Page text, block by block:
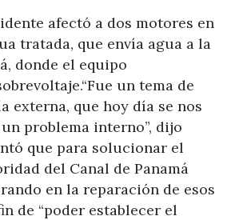
afectó a dos motores en
tratada, que envía agua a la
donde el equipo
un tema de
externa, que hoy día se nos
problema interno”, dijo
que para solucionar el
del Canal de Panamá
en la reparación de esos
de “poder establecer el